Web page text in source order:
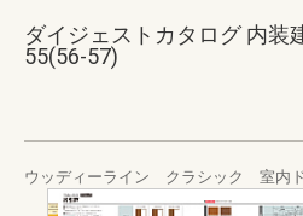
ダイジェストカタログ 内装
55(56-57)
ウッディーライン クラシック 室内